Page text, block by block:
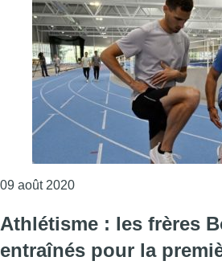
09 août 2020Consulter l'article
Athlétisme : les frères
entraînés pour la